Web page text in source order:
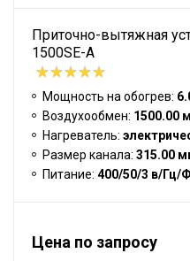
Приточно-вытяжная
1500SE-A
Мощность на обогрев:
Воздухообмен: 1500.00 м
Нагреватель:
Размер канала: 315.00
Питание: 400/50/3 в/Гц/Ф
Цена по запросу